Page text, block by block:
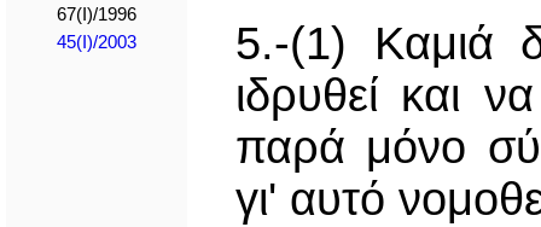
67(I)/1996
45(I)/2003
5.-(1) Καμιά
ιδρυθεί και
παρά μόνο
γι' αυτό